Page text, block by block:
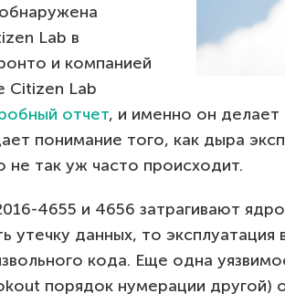
Lab в
и компанией
Citizen Lab
отчет, и именно он
понимание того, как дыра
не так уж часто происходит.
4655 и 4656 затрагивают
утечку данных, то эксплуатация
кода. Еще одна
порядок нумерации другой)